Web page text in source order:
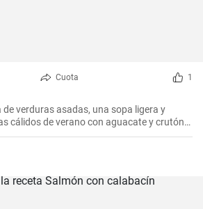
Cuota 1
verduras asadas, una sopa ligera y
cálidos de verano con aguacate y crutón